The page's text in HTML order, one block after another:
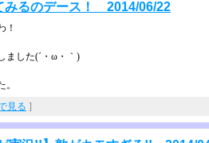
みるのデース！ 2014/06/22
！
ました(´・ω・｀)
見る ]